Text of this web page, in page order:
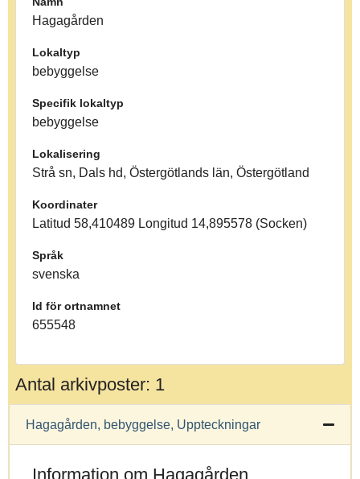
Hagagården
Lokaltyp
bebyggelse
Specifik lokaltyp
bebyggelse
Lokalisering
Strå sn, Dals hd, Östergötlands län, Östergötland
Koordinater
Latitud 58,410489 Longitud 14,895578 (Socken)
Språk
svenska
Id för ortnamnet
655548
Antal arkivposter: 1
Hagagården, bebyggelse, Uppteckningar
Information om Hagagården